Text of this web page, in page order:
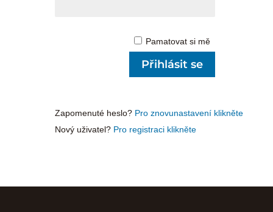
Pamatovat si mě
Zapomenuté heslo? Pro znovunastavení klikněte
Nový uživatel? Pro registraci klikněte